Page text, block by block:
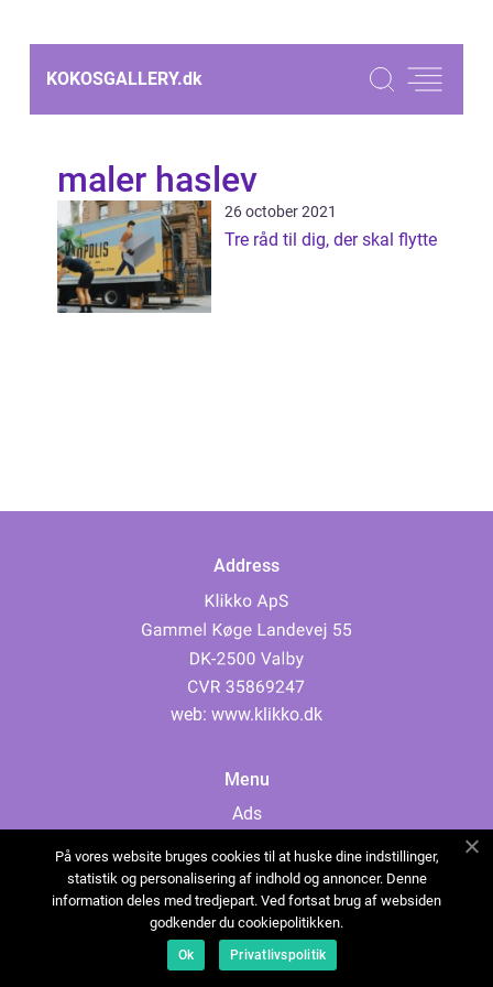
KOKOSGALLERY.dk
maler haslev
26 october 2021
Tre råd til dig, der skal flytte
Address
web: www.klikko.dk
Menu
Ads
Cookies
Contact
Sitemap
På vores website bruges cookies til at huske dine indstillinger,
statistik og personalisering af indhold og annoncer. Denne
information deles med tredjepart. Ved fortsat brug af websiden
godkender du cookiepolitikken.
Ok Privatlivspolitik